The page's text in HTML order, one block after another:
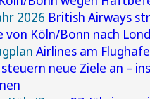
2026 British Airways
von Köln/Bonn nach
Airlines am
neue Ziele an –